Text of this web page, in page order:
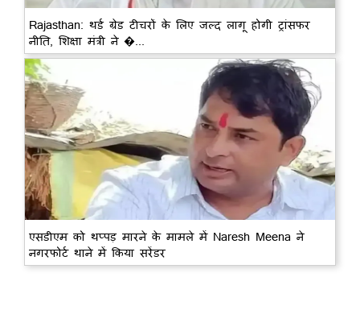
Rajasthan: थर्ड ग्रेड टीचरों के लिए जल्द लागू होगी ट्रांसफर
नीति, शिक्षा मंत्री ने �...
एसडीएम को थप्पड़ मारने के मामले में Naresh Meena ने
नगरफोर्ट थाने में किया सरेंडर